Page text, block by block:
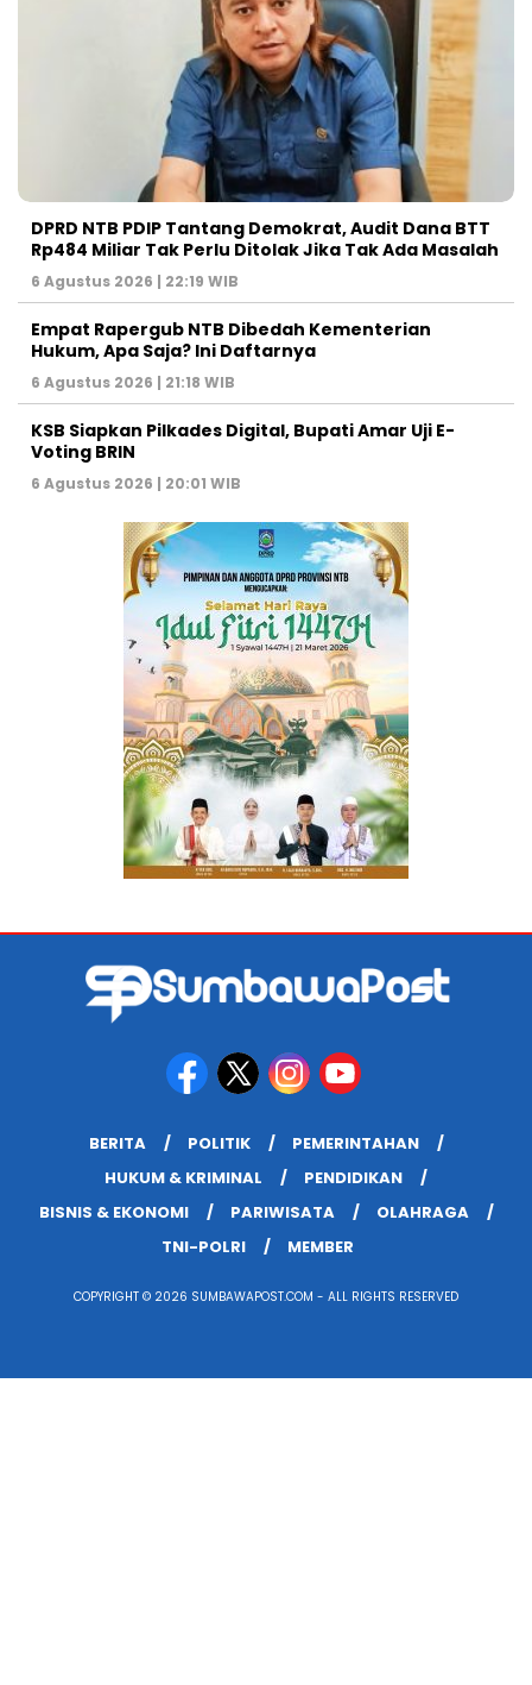
DPRD NTB PDIP Tantang Demokrat, Audit Dana BTT
Rp484 Miliar Tak Perlu Ditolak Jika Tak Ada Masalah
6 Agustus 2026 | 22:19 WIB
Empat Rapergub NTB Dibedah Kementerian
Hukum, Apa Saja? Ini Daftarnya
6 Agustus 2026 | 21:18 WIB
KSB Siapkan Pilkades Digital, Bupati Amar Uji E-
Voting BRIN
6 Agustus 2026 | 20:01 WIB
BERITA POLITIK
PEMERINTAHAN
HUKUM & KRIMINAL
PENDIDIKAN
BISNIS & EKONOMI
PARIWISATA
OLAHRAGA
TNI-POLRI
MEMBER
COPYRIGHT © 2026 SUMBAWAPOST.COM - ALL RIGHTS RESERVED